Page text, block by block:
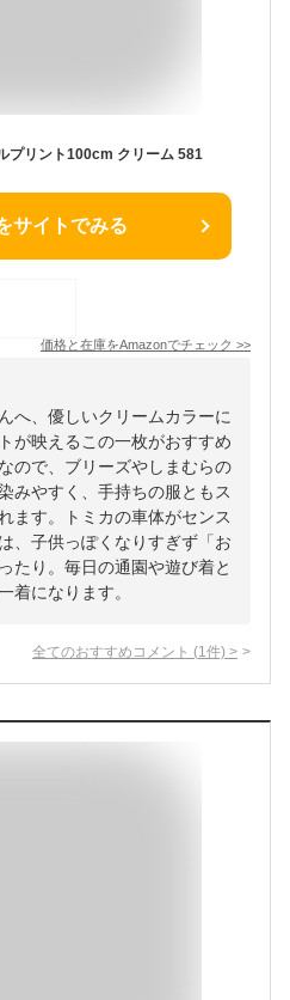
プリント100cm クリーム 581
サイトでみる
価格と在庫をAmazonでチェック >>
へ、優しいクリームカラーに
が映えるこの一枚がおすすめ
ので、ブリーズやしまむらの
みやすく、手持ちの服ともス
ます。トミカの車体がセンス
、子供っぽくなりすぎず「お
たり。毎日の通園や遊び着と
着になります。
全てのおすすめコメント (1 件) >